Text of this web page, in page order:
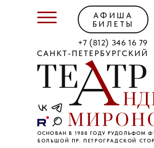
САНКТ-ПЕТЕРБУРГСКИЙ
ОСНОВАН В 1988 ГОДУ РУДОЛЬФОМ
+7 (812) 346 16 79
БОЛЬШОЙ ПР. ПЕТРОГРАДСКОЙ
АФИША
БИЛЕТЫ